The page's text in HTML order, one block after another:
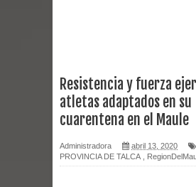
2026 en Talca
Alerta por hantavirus:
reforzar medidas y
Resistencia y fuerza
atletas adaptados en su
cuarentena en el Maule
Administradora
abril 13, 2020
PROVINCIA DE TALCA